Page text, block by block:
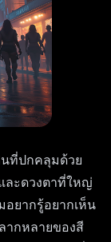
ที่ปกคลุมด้วย
ละดวงตาที่ใหญ่
อยากรู้อยากเห็น
กหลายของสี